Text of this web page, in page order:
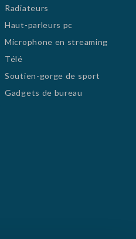
Radiateurs
Haut-parleurs pc
Microphone en streaming
Télé
Soutien-gorge de sport
Gadgets de bureau